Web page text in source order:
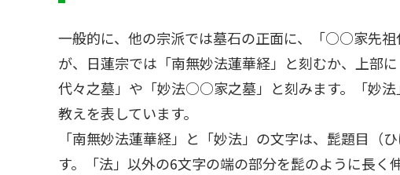
一般的に、他の宗派では墓石の正面に、「○○家先
が、日蓮宗では「南無妙法蓮華経」と刻むか、上部
代々之墓」や「妙法○○家之墓」と刻みます。「妙
教えを表しています。
「南無妙法蓮華経」と「妙法」の文字は、髭題目（
す。「法」以外の6文字の端の部分を髭のように長